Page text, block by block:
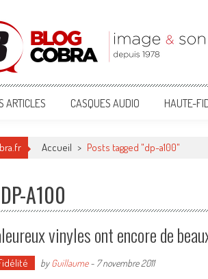
& Son !
ARTICLES CASQUES AUDIO HAUTE-
Accueil > Posts tagged "dp-a100"
A100
vinyles ont encore de
byGuillaume- 7 novembre 2011